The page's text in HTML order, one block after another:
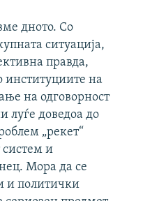
дното. Со
ситуација,
правда,
институциите на
на одговорност
луѓе доведоа до
„рекет“
систем и
Мора да се
и политички